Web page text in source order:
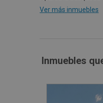
Ver más inmuebles
Inmuebles